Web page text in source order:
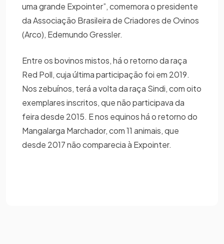
uma grande Expointer”, comemora o presidente
da Associação Brasileira de Criadores de Ovinos
(Arco), Edemundo Gressler.
Entre os bovinos mistos, há o retorno da raça
Red Poll, cuja última participação foi em 2019.
Nos zebuínos, terá a volta da raça Sindi, com oito
exemplares inscritos, que não participava da
feira desde 2015. E nos equinos há o retorno do
Mangalarga Marchador, com 11 animais, que
desde 2017 não comparecia à Expointer.